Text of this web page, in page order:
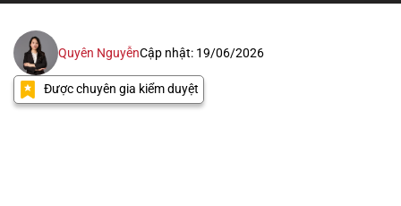
Quyên NguyễnCập nhật: 19/06/2026
Được chuyên gia kiểm duyệt